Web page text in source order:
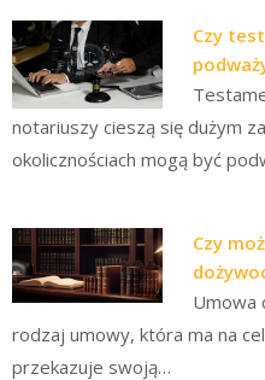
Czy
notariuszy cieszą się dużym
okolicznościach mogą być
Czy
Umowa
rodzaj umowy, która ma na
przekazuje swoją…